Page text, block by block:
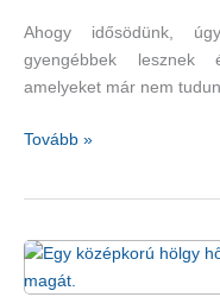
Ahogy idősödünk,
gyengébbek lesznek
amelyeket már nem
Milyen
izomgyengeségnek?
Tovább »